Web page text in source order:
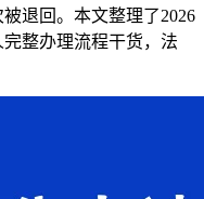
退回。本文整理了2026
完整办理流程干货，法